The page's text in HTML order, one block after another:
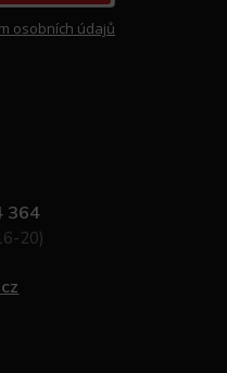
osobních údajů
364
20)